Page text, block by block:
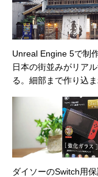
Unreal Engine 5で制
日本の街並みがリア
る。細部まで作り込ま
ダイソーのSwitch用保